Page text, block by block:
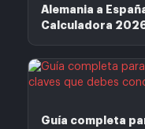
Alemania a
Calculadora
Guía completa